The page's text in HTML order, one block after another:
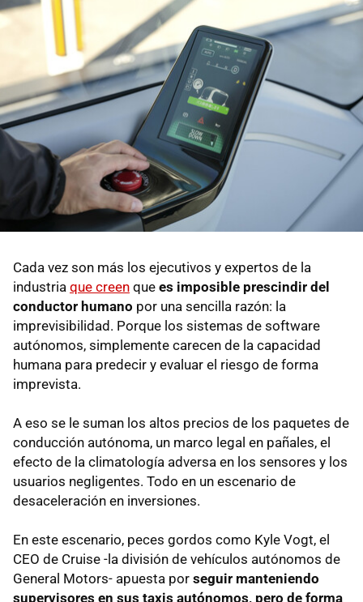
Cada vez son más los ejecutivos y expertos de la
industria que creen que es imposible prescindir del
conductor humano por una sencilla razón: la
imprevisibilidad. Porque los sistemas de software
autónomos, simplemente carecen de la capacidad
humana para predecir y evaluar el riesgo de forma
imprevista.
A eso se le suman los altos precios de los paquetes de
conducción autónoma, un marco legal en pañales, el
efecto de la climatología adversa en los sensores y los
usuarios negligentes. Todo en un escenario de
desaceleración en inversiones.
En este escenario, peces gordos como Kyle Vogt, el
CEO de Cruise -la división de vehículos autónomos de
General Motors- apuesta por seguir manteniendo
supervisores en sus taxis autónomos, pero de forma